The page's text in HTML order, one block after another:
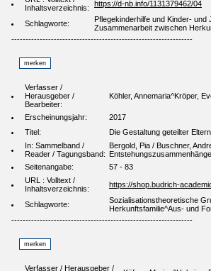
Inhaltsverzeichnis:
https://d-nb.info/1131379462/04
Schlagworte:
Pflegekinderhilfe und Kinder-
Zusammenarbeit zwischen
----------------------------------------------------------------
Verfasser /
Herausgeber /
Bearbeiter:
Köhler, Annemaria^Kröper,
Erscheinungsjahr:
2017
Titel:
Die Gestaltung geteilter
In: Sammelband /
Reader / Tagungsband:
Bergold, Pia / Buschner,
Seitenangabe:
57 - 83
URL : Volltext /
Inhaltsverzeichnis:
https://shop.budrich-
Schlagworte:
Sozialisationstheoretische
Herkunftsfamilie^Aus- und
----------------------------------------------------------------
Verfasser / Herausgeber /